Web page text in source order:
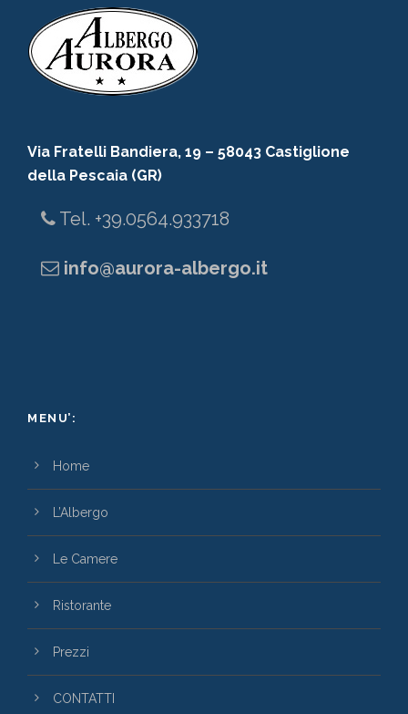
Via Fratelli Bandiera, 19 – 58043 Castiglione
della Pescaia (GR)
Tel. +39.0564.933718
info@aurora-albergo.it
MENU’:
Home
L’Albergo
Le Camere
Ristorante
Prezzi
CONTATTI